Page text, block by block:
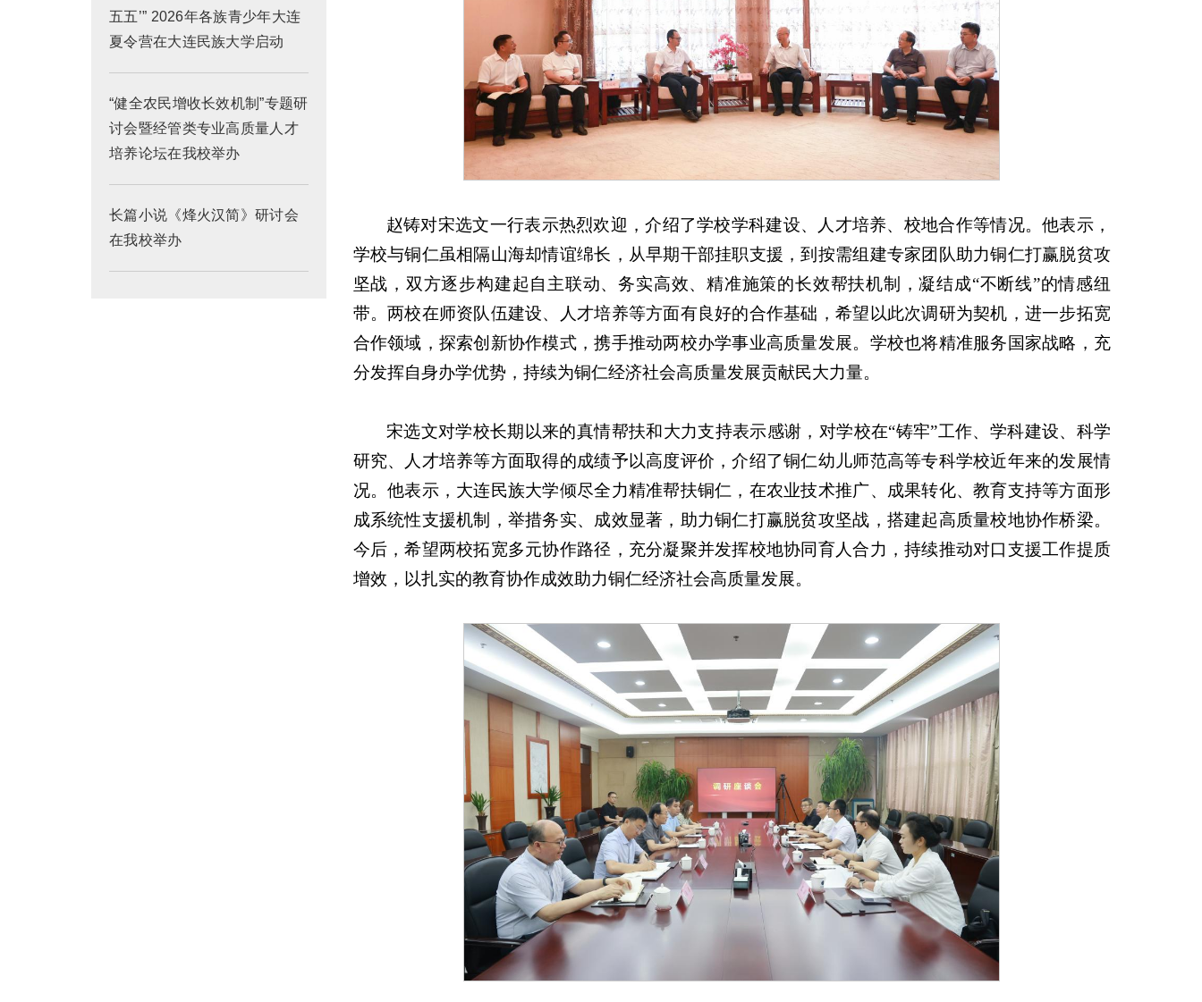
五五’” 2026年各族青少年大连
夏令营在大连民族大学启动
“健全农民增收长效机制”专题研
讨会暨经管类专业高质量人才
培养论坛在我校举办
长篇小说《烽火汉简》研讨会
在我校举办
赵铸对宋选文一行表示热烈欢迎，介绍了学校学科建设、人才培养、校地合作等情况。他表示，
学校与铜仁虽相隔山海却情谊绵长，从早期干部挂职支援，到按需组建专家团队助力铜仁打赢脱贫攻
坚战，双方逐步构建起自主联动、务实高效、精准施策的长效帮扶机制，凝结成“不断线”的情感纽
带。两校在师资队伍建设、人才培养等方面有良好的合作基础，希望以此次调研为契机，进一步拓宽
合作领域，探索创新协作模式，携手推动两校办学事业高质量发展。学校也将精准服务国家战略，充
分发挥自身办学优势，持续为铜仁经济社会高质量发展贡献民大力量。
宋选文对学校长期以来的真情帮扶和大力支持表示感谢，对学校在“铸牢”工作、学科建设、科学
研究、人才培养等方面取得的成绩予以高度评价，介绍了铜仁幼儿师范高等专科学校近年来的发展情
况。他表示，大连民族大学倾尽全力精准帮扶铜仁，在农业技术推广、成果转化、教育支持等方面形
成系统性支援机制，举措务实、成效显著，助力铜仁打赢脱贫攻坚战，搭建起高质量校地协作桥梁。
今后，希望两校拓宽多元协作路径，充分凝聚并发挥校地协同育人合力，持续推动对口支援工作提质
增效，以扎实的教育协作成效助力铜仁经济社会高质量发展。